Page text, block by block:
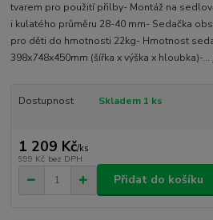
tvarem pro použití přilby- Montáž na
i kulatého průměru 28-40 mm- Sedačka
pro děti do hmotnosti 22kg- Hmotnost
398x748x450mm (šířka x výška x hloubka)-...
Dostupnost Skladem 1 ks
1 209 Kč/ks
999 Kč bez DPH
Přidat do košíku